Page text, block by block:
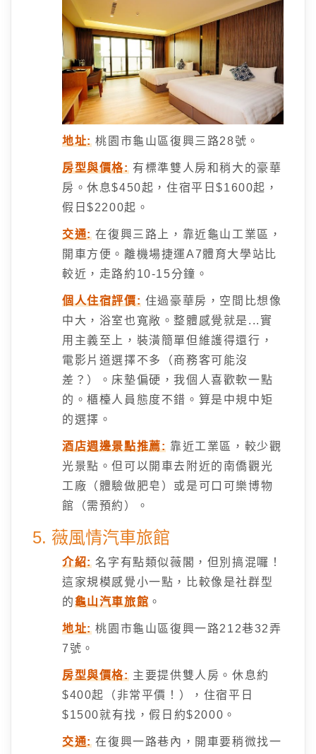
地址:桃園市龜山區復興三路28號。
房型與價格:有標準雙人房和稍大的豪華
房。休息$450起，住宿平日$1600起，
假日$2200起。
交通:在復興三路上，靠近龜山工業區，
開車方便。離機場捷運A7體育大學站比
較近，走路約10-15分鐘。
個人住宿評價: 住過豪華房，空間比想像
中大，浴室也寬敞。整體感覺就是...實
用主義至上，裝潢簡單但維護得還行，
電影片道選擇不多（商務客可能沒
差？）。床墊偏硬，我個人喜歡軟一點
的。櫃檯人員態度不錯。算是中規中矩
的選擇。
酒店週邊景點推薦: 靠近工業區，較少觀
光景點。但可以開車去附近的南僑觀光
工廠（體驗做肥皂）或是可口可樂博物
館（需預約）。
5. 薇風情汽車旅館
介紹:名字有點類似薇閣，但別搞混囉！
這家規模感覺小一點，比較像是社群型
的龜山汽車旅館 。
地址:桃園市龜山區復興一路212巷32弄
7號。
房型與價格:主要提供雙人房。休息約
$400起（非常平價！），住宿平日
$1500就有找，假日約$2000。
交通:在復興一路巷內，開車要稍微找一